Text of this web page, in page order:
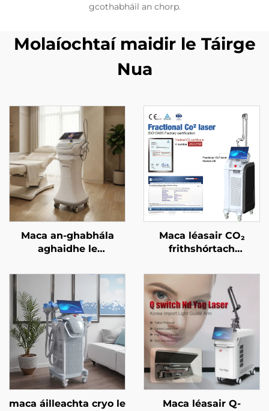
gcothabháil an chorp.
Molaíochtaí maidir le Táirge
Nua
Maca an-ghabhála
aghaidhe le
RF dá dhraoidh
freastalaí 1/2 MHz
Maca léasair CO₂
frithshórtach
ag an CE Leighis, agus
ag an MMDSAP
maca áilleachta cryo le
Maca léasair Q-